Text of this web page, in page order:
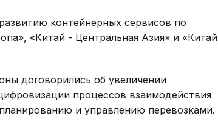
контейнерных сервисов по
«Китай - Центральная Азия» и «Китай
договорились об увеличении
процессов взаимодействия
и управлению перевозками.